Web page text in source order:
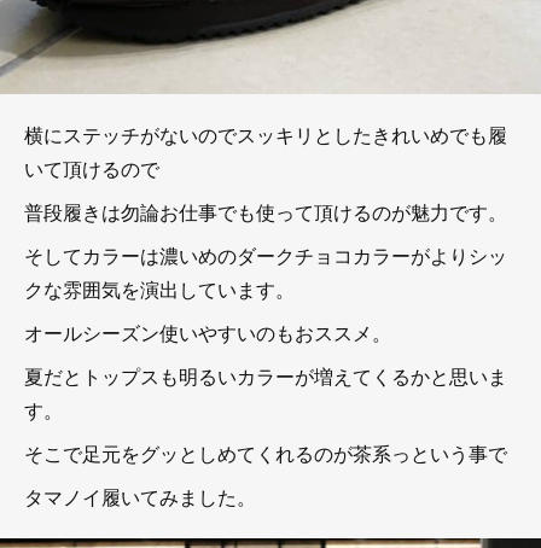
横にステッチがないのでスッキリとしたきれいめでも履
いて頂けるので
普段履きは勿論お仕事でも使って頂けるのが魅力です。
そしてカラーは濃いめのダークチョコカラーがよりシッ
クな雰囲気を演出しています。
オールシーズン使いやすいのもおススメ。
夏だとトップスも明るいカラーが増えてくるかと思いま
す。
そこで足元をグッとしめてくれるのが茶系っという事で
タマノイ履いてみました。